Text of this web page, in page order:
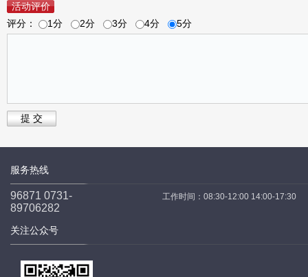
活动评价
评分：
1分 2分 3分 4分 5分
提 交
服务热线
96871 0731-
89706282
工作时间：08:30-12:00 14:00-17:30
关注公众号